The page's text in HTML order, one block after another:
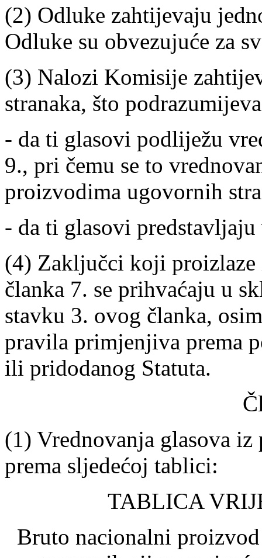
(2) Odluke zahtijevaju
Odluke su obvezujuće za
(3) Nalozi Komisije
stranaka, što
- da ti glasovi podliježu
9., pri čemu se to
proizvodima ugovornih
- da ti glasovi
(4) Zaključci koji proizlaze
članka 7. se prihvaćaju u
stavku 3. ovog članka,
pravila primjenjiva prema
ili pridodanog Statuta.
(1) Vrednovanja glasova
prema sljedećoj tablici:
TABLICA
Bruto nacionalni